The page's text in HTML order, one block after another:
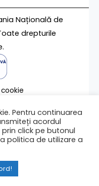
Națională de
drepturile
20/12/2019
Pentru continuarea
acordul
click pe butonul
politica de utilizare a